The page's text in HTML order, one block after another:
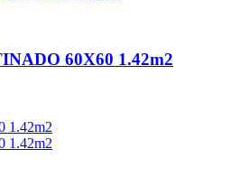
60X60 1.42m2